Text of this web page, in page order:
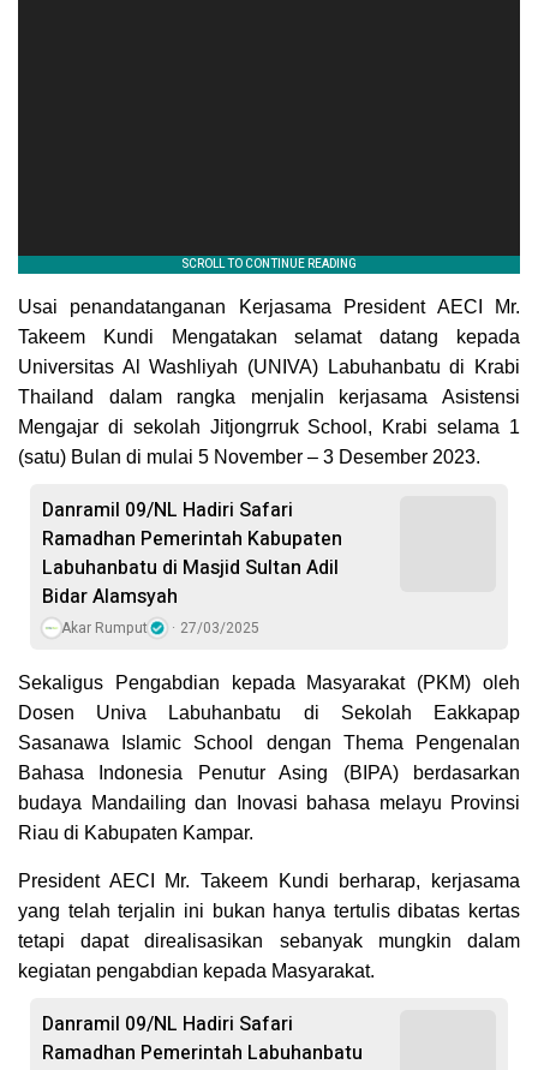
Usai penandatanganan Kerjasama President AECI Mr.
Takeem Kundi Mengatakan selamat datang kepada
Universitas Al Washliyah (UNIVA) Labuhanbatu di Krabi
Thailand dalam rangka menjalin kerjasama Asistensi
Mengajar di sekolah Jitjongrruk School, Krabi selama 1
(satu) Bulan di mulai 5 November – 3 Desember 2023.
Danramil 09/NL Hadiri Safari
Ramadhan Pemerintah Kabupaten
Labuhanbatu di Masjid Sultan Adil
Bidar Alamsyah
Akar Rumput 27/03/2025
Sekaligus Pengabdian kepada Masyarakat (PKM) oleh
Dosen Univa Labuhanbatu di Sekolah Eakkapap
Sasanawa Islamic School dengan Thema Pengenalan
Bahasa Indonesia Penutur Asing (BIPA) berdasarkan
budaya Mandailing dan Inovasi bahasa melayu Provinsi
Riau di Kabupaten Kampar.
President AECI Mr. Takeem Kundi berharap, kerjasama
yang telah terjalin ini bukan hanya tertulis dibatas kertas
tetapi dapat direalisasikan sebanyak mungkin dalam
kegiatan pengabdian kepada Masyarakat.
Danramil 09/NL Hadiri Safari
Ramadhan Pemerintah Labuhanbatu